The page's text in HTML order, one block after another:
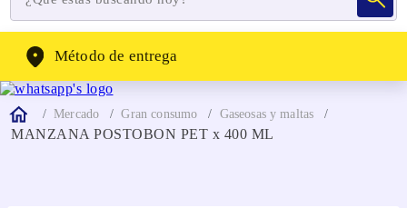
Método de entrega
Mercado Gran consumo Gaseosas y maltas
MANZANA POSTOBON PET x 400 ML